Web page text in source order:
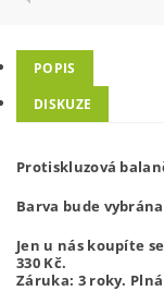
POPIS
DISKUZE
Protiskluzová
Barva bude
Jen u nás koupíte
330 Kč.
Záruka: 3 roky.